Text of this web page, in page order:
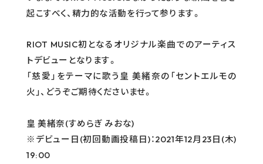
起こすべく、精力的な活動を行って参ります。
RIOT MUSIC初となるオリジナル楽曲でのアーティス
トデビューとなります。
「慈愛」をテーマに歌う皇 美緒奈の「セントエルモの
火」、どうぞご期待くださいませ。
皇 美緒奈(すめらぎ みおな)
※デビュー日(初回動画投稿日)：2021年12月23日(木)
19:00